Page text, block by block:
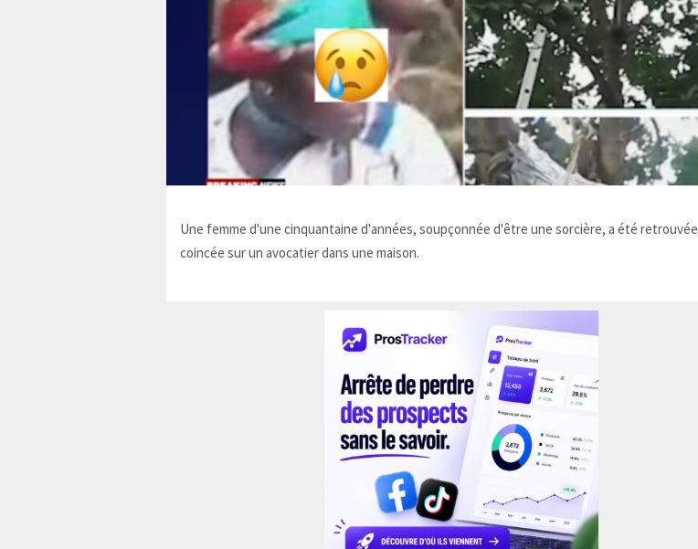
Une femme d'une cinquantaine d'années, soupçonnée d'être une sorcière, a été retrouvée
coincée sur un avocatier dans une maison.